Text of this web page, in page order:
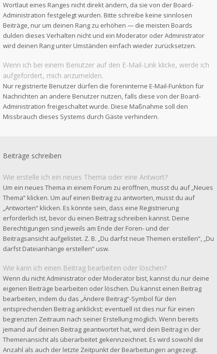
Wortlaut eines Ranges nicht direkt ändern, da sie von der Board-
Administration festgelegt wurden. Bitte schreibe keine sinnlosen
Beiträge, nur um deinen Rang zu erhöhen — die meisten Boards
dulden dieses Verhalten nicht und ein Moderator oder Administrator
wird deinen Rang unter Umständen einfach wieder zurücksetzen.
Wenn ich bei einem Benutzer auf den E-Mail-Link klicke, werde ich
aufgefordert, mich anzumelden.
Nur registrierte Benutzer dürfen die foreninterne E-Mail-Funktion für
Nachrichten an andere Benutzer nutzen, falls diese von der Board-
Administration freigeschaltet wurde. Diese Maßnahme soll den
Missbrauch dieses Systems durch Gäste verhindern.
Beiträge schreiben
Wie erstelle ich ein neues Thema oder eine Antwort?
Um ein neues Thema in einem Forum zu eröffnen, musst du auf „Neues
Thema“ klicken. Um auf einen Beitrag zu antworten, musst du auf
„Antworten“ klicken. Es könnte sein, dass eine Registrierung
erforderlich ist, bevor du einen Beitrag schreiben kannst. Deine
Berechtigungen sind jeweils am Ende der Foren- und der
Beitragsansicht aufgelistet. Z. B. „Du darfst neue Themen erstellen“, „Du
darfst Dateianhänge erstellen“ usw.
Wie kann ich einen Beitrag bearbeiten oder löschen?
Wenn du nicht Administrator oder Moderator bist, kannst du nur deine
eigenen Beiträge bearbeiten oder löschen. Du kannst einen Beitrag
bearbeiten, indem du das „Ändere Beitrag“-Symbol für den
entsprechenden Beitrag anklickst; eventuell ist dies nur für einen
begrenzten Zeitraum nach seiner Erstellung möglich. Wenn bereits
jemand auf deinen Beitrag geantwortet hat, wird dein Beitrag in der
Themenansicht als überarbeitet gekennzeichnet. Es wird sowohl die
Anzahl als auch der letzte Zeitpunkt der Bearbeitungen angezeigt.